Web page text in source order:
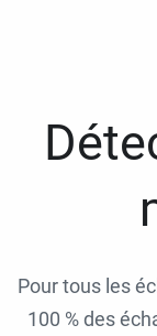
Pour tous les
100 % des